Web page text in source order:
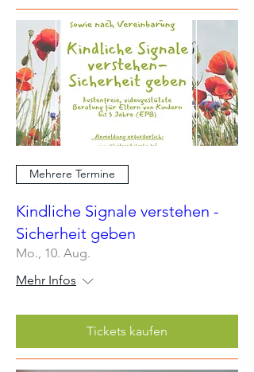
Mehrere Termine
Kindliche Signale verstehen -
Sicherheit geben
Mo., 10. Aug.
Mehr Infos
Tickets kaufen